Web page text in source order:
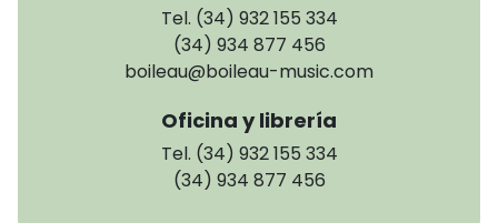
Tel. (34) 932 155 334
(34) 934 877 456
boileau@boileau-music.com
Oficina y librería
Tel. (34) 932 155 334
(34) 934 877 456